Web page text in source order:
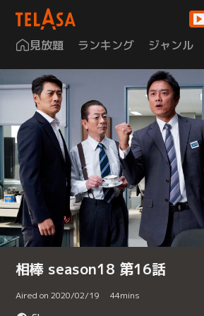
見放題 ランキング ジャンル
相棒 season18 第16話
Aired on 2020/02/19 44mins